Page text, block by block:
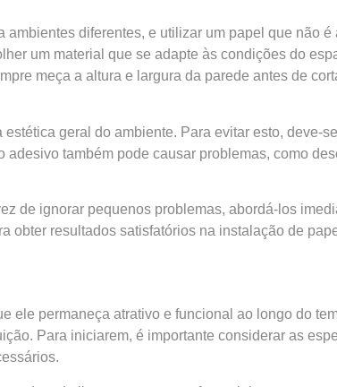
diferentes, e utilizar um papel que não
um material que se adapte às condições do
meça a altura e largura da parede antes de
geral do ambiente. Para evitar esto, deve-
também pode causar problemas, como
de ignorar pequenos problemas, abordá-los
obter resultados satisfatórios na instalação de
ele permaneça atrativo e funcional ao longo do
Para iniciarem, é importante considerar as